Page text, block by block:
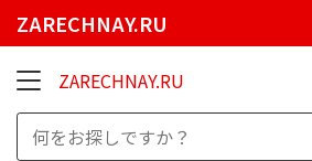
ZARECHNAY.RU
ZARECHNAY.RU